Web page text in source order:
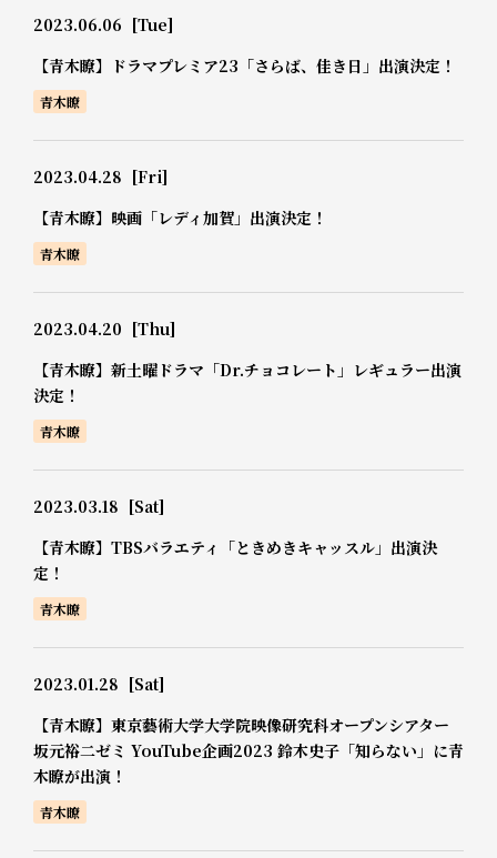
2023.06.06 [Tue]
【青木瞭】ドラマプレミア23「さらば、佳き日」出演決定！
青木瞭
2023.04.28 [Fri]
【青木瞭】映画「レディ加賀」出演決定！
青木瞭
2023.04.20 [Thu]
【青木瞭】新土曜ドラマ「Dr.チョコレート」レギュラー出演
決定！
青木瞭
2023.03.18 [Sat]
【青木瞭】TBSバラエティ「ときめきキャッスル」出演決
定！
青木瞭
2023.01.28 [Sat]
【青木瞭】東京藝術大学大学院映像研究科オープンシアター
坂元裕二ゼミ YouTube企画2023 鈴木史子「知らない」に青
木瞭が出演！
青木瞭